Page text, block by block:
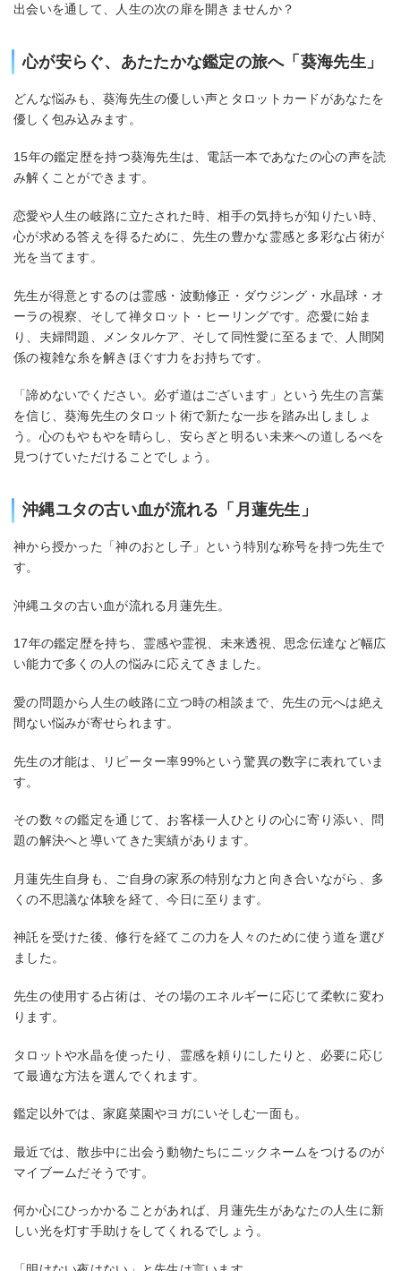
出会いを通して、人生の次の扉を開きませんか？
心が安らぐ、あたたかな鑑定の旅へ「葵海先生」
どんな悩みも、葵海先生の優しい声とタロットカードがあなたを
優しく包み込みます。
15年の鑑定歴を持つ葵海先生は、電話一本であなたの心の声を読
み解くことができます。
恋愛や人生の岐路に立たされた時、相手の気持ちが知りたい時、
心が求める答えを得るために、先生の豊かな霊感と多彩な占術が
光を当てます。
先生が得意とするのは霊感・波動修正・ダウジング・水晶球・オ
ーラの視察、そして禅タロット・ヒーリングです。恋愛に始ま
り、夫婦問題、メンタルケア、そして同性愛に至るまで、人間関
係の複雑な糸を解きほぐす力をお持ちです。
「諦めないでください。必ず道はございます」という先生の言葉
を信じ、葵海先生のタロット術で新たな一歩を踏み出しましょ
う。心のもやもやを晴らし、安らぎと明るい未来への道しるべを
見つけていただけることでしょう。
沖縄ユタの古い血が流れる「月蓮先生」
神から授かった「神のおとし子」という特別な称号を持つ先生で
す。
沖縄ユタの古い血が流れる月蓮先生。
17年の鑑定歴を持ち、霊感や霊視、未来透視、思念伝達など幅広
い能力で多くの人の悩みに応えてきました。
愛の問題から人生の岐路に立つ時の相談まで、先生の元へは絶え
間ない悩みが寄せられます。
先生の才能は、リピーター率99%という驚異の数字に表れていま
す。
その数々の鑑定を通じて、お客様一人ひとりの心に寄り添い、問
題の解決へと導いてきた実績があります。
月蓮先生自身も、ご自身の家系の特別な力と向き合いながら、多
くの不思議な体験を経て、今日に至ります。
神託を受けた後、修行を経てこの力を人々のために使う道を選び
ました。
先生の使用する占術は、その場のエネルギーに応じて柔軟に変わ
ります。
タロットや水晶を使ったり、霊感を頼りにしたりと、必要に応じ
て最適な方法を選んでくれます。
鑑定以外では、家庭菜園やヨガにいそしむ一面も。
最近では、散歩中に出会う動物たちにニックネームをつけるのが
マイブームだそうです。
何か心にひっかかることがあれば、月蓮先生があなたの人生に新
しい光を灯す手助けをしてくれるでしょう。